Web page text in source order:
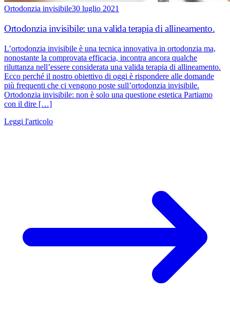
Ortodonzia invisibile30 luglio 2021
Ortodonzia invisibile: una valida terapia di allineamento.
L’ortodonzia invisibile è una tecnica innovativa in ortodonzia ma,
nonostante la comprovata efficacia, incontra ancora qualche
riluttanza nell’essere considerata una valida terapia di allineamento.
Ecco perché il nostro obiettivo di oggi è rispondere alle domande
più frequenti che ci vengono poste sull’ortodonzia invisibile.
Ortodonzia invisibile: non è solo una questione estetica Partiamo
con il dire […]
Leggi l'articolo